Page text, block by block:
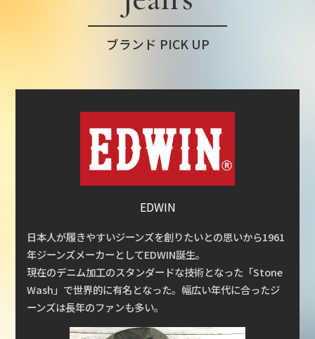
ブランド PICK UP
EDWIN
日本人が履きやすいジーンズを創りたいとの思いから1961
年ジーンズメーカーとしてEDWIN誕生。
現在のデニム加工のスタンダードな技術となった「Stone
Wash」で世界的に有名となった。幅広い年代に合ったジ
ーンズは長年のファンも多い。